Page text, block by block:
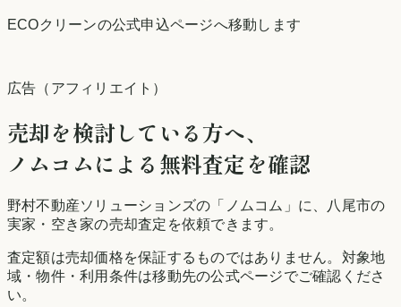
ECOクリーンの公式申込ページへ移動します
広告（アフィリエイト）
売却を検討している方へ、
ノムコムによる無料査定を確認
野村不動産ソリューションズの「ノムコム」に、 八尾市の
実家・空き家の売却査定を依頼できます。
査定額は売却価格を保証するものではありません。対象地
域・物件・利用条件は移動先の公式ページでご確認くださ
い。